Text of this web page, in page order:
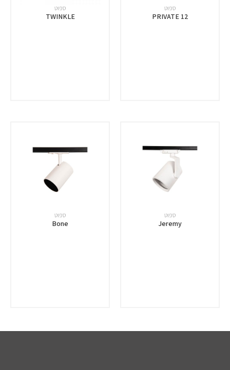
ספוט
PRIVATE 12
ספוט
TWINKLE
ספוט
Jeremy
ספוט
Bone